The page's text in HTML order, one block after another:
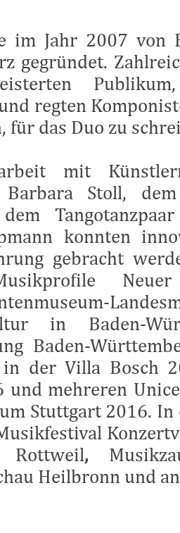
im Jahr 2007 von
gegründet.
regten
für das Duo zu
mit
Barbara Stoll,
konnten
gebracht
in Baden-
Baden-
der Villa Bosch
und mehreren
Stuttgart 2016.
,
Heilbronn und